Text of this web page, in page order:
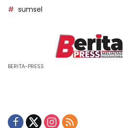
sumsel
BERITA-PRESS